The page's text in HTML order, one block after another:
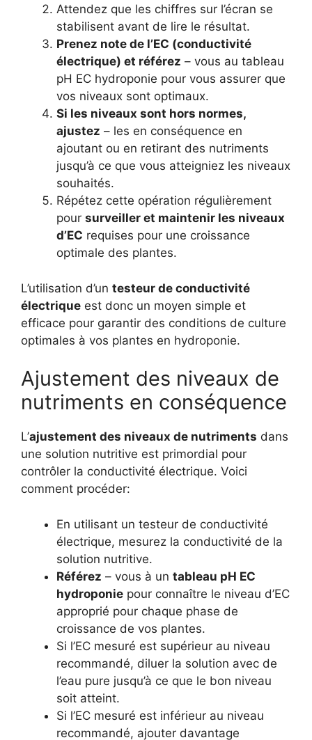
Attendez que les chiffres sur l’écran se
stabilisent avant de lire le résultat.
Prenez note de l’EC (conductivité
électrique) et référez – vous au tableau
pH EC hydroponie pour vous assurer que
vos niveaux sont optimaux.
Si les niveaux sont hors normes,
ajustez – les en conséquence en
ajoutant ou en retirant des nutriments
jusqu’à ce que vous atteigniez les niveaux
souhaités.
Répétez cette opération régulièrement
pour surveiller et maintenir les niveaux
d’EC requises pour une croissance
optimale des plantes.
L’utilisation d’un testeur de conductivité
électrique est donc un moyen simple et
efficace pour garantir des conditions de culture
optimales à vos plantes en hydroponie.
Ajustement des niveaux de
nutriments en conséquence
L’ajustement des niveaux de nutriments dans
une solution nutritive est primordial pour
contrôler la conductivité électrique. Voici
comment procéder:
En utilisant un testeur de conductivité
électrique, mesurez la conductivité de la
solution nutritive.
Référez – vous à un tableau pH EC
hydroponie pour connaître le niveau d’EC
approprié pour chaque phase de
croissance de vos plantes.
Si l’EC mesuré est supérieur au niveau
recommandé, diluer la solution avec de
l’eau pure jusqu’à ce que le bon niveau
soit atteint.
Si l’EC mesuré est inférieur au niveau
recommandé, ajouter davantage